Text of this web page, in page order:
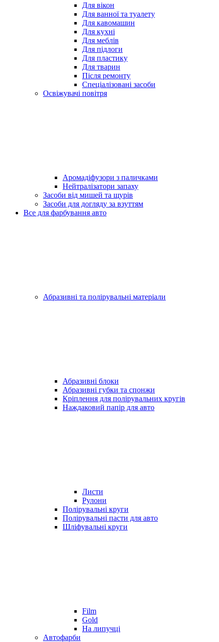
Для вікон
Для ванної та туалету
Для кавомашин
Для кухні
Для меблів
Для підлоги
Для пластику
Для тварин
Після ремонту
Спеціалізовані засоби
Освіжувачі повітря
Аромадіфузори з паличками
Нейтралізатори запаху
Засоби від мишей та щурів
Засоби для догляду за взуттям
Все для фарбування авто
Абразивні та полірувальні матеріали
Абразивні блоки
Абразивні губки та спонжи
Кріплення для полірувальних кругів
Наждаковий папір для авто
Листи
Рулони
Полірувальні круги
Полірувальні пасти для авто
Шліфувальні круги
Film
Gold
На липучці
Автофарби